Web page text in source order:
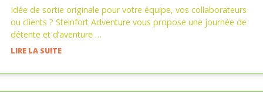
Idée de sortie originale pour votre équipe, vos collaborateurs
ou clients ? Steinfort Adventure vous propose une journée de
détente et d’aventure …
LIRE LA SUITE